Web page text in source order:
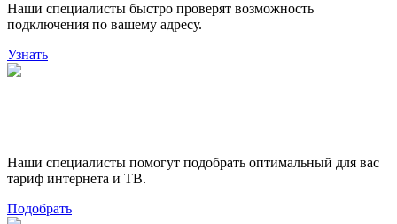
Наши специалисты быстро проверят возможность
подключения по вашему адресу.
Узнать
Наши специалисты помогут подобрать оптимальный для вас
тариф интернета и ТВ.
Подобрать